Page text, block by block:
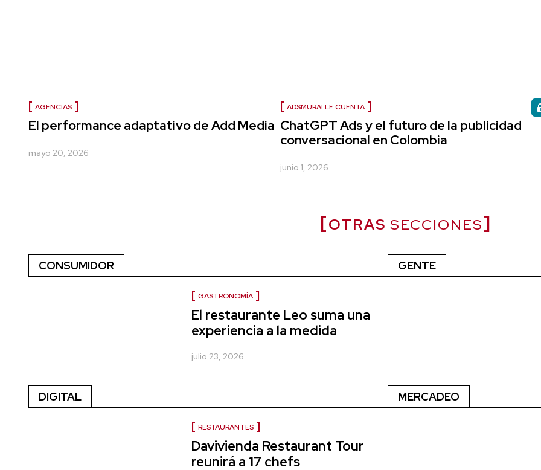
AGENCIAS
El performance adaptativo de Add Media
mayo 20, 2026
ADSMURAI LE CUENTA
ChatGPT Ads y el futuro de la publicidad
conversacional en Colombia
junio 1, 2026
OTRAS SECCIONES
CONSUMIDOR
GASTRONOMÍA
El restaurante Leo suma una
experiencia a la medida
julio 23, 2026
GENTE
DIGITAL
RESTAURANTES
Davivienda Restaurant Tour
reunirá a 17 chefs
MERCADEO